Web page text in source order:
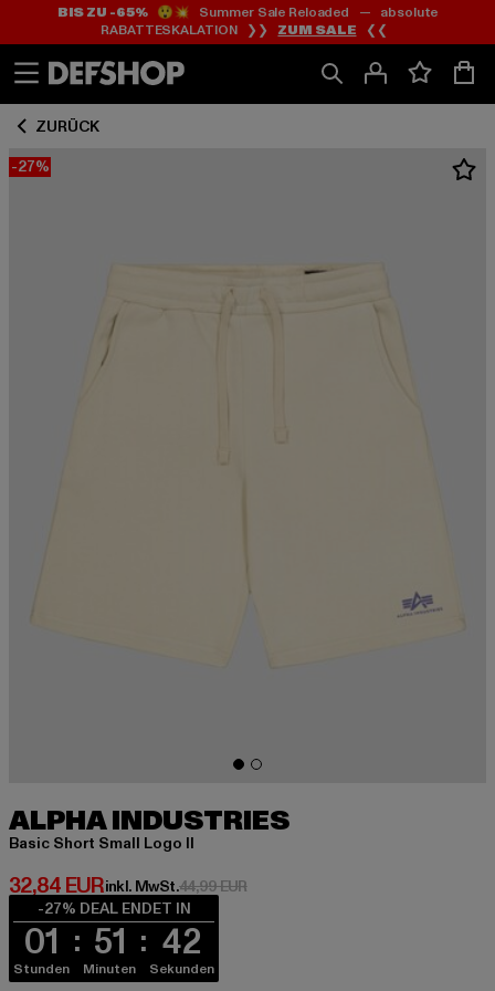
Zum
Inhalt
springen
Zum
Fußzeile
springen
BIS ZU -65%😲💥 Summer Sale Reloaded — absolute
RABATTESKALATION ❯❯ ZUM SALE ❮❮
ZURÜCK
-27%
ALPHA INDUSTRIES
Basic Short Small Logo II
32,84 EUR
Derzeitiger Preis: 32,84 EUR
inkl. MwSt.44,99 EURAktionspreis: 44,99 EUR
-27% DEAL ENDET IN
01
Stunden
51
Minuten
41
Sekunden